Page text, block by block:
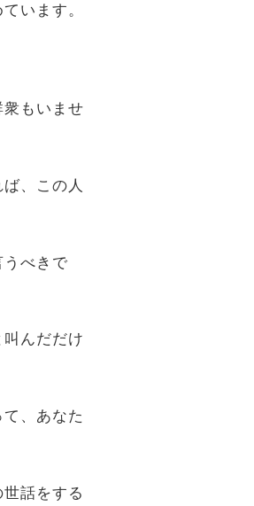
います。
もいませ
、この人
べきで
んだだけ
、あなた
話をする